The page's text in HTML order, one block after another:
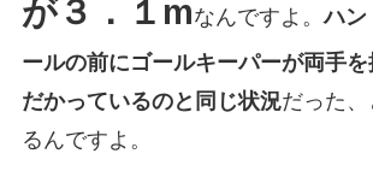
が３．１mなんですよ。ハン
ールの前にゴールキーパーが両手
だかっているのと同じ状況だった
るんですよ。